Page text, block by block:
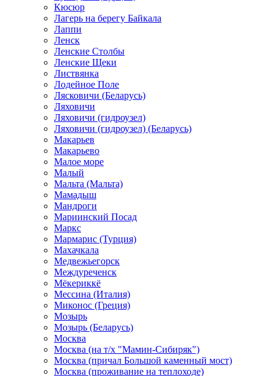
Кюсюр
Лагерь на берегу Байкала
Лаппи
Ленск
Ленские Столбы
Ленские Щеки
Листвянка
Лодейное Поле
Лясковичи (Беларусь)
Ляховичи
Ляховичи (гидроузел)
Ляховичи (гидроузел) (Беларусь)
Макарьев
Макарьево
Малое море
Малый
Мальта (Мальта)
Мамадыш
Мандроги
Мариинский Посад
Маркс
Мармарис (Турция)
Махачкала
Медвежьегорск
Междуреченск
Мёкериккё
Мессина (Италия)
Миконос (Греция)
Мозырь
Мозырь (Беларусь)
Москва
Москва (на т/х "Мамин-Сибиряк")
Москва (причал Большой каменный мост)
Москва (проживание на теплоходе)